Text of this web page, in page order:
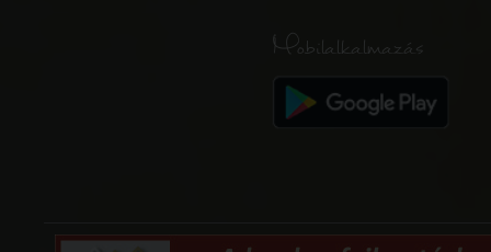
Mobilalkalmazás